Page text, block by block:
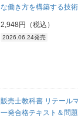
な働き方を構築する技術
2,948円（税込）
2026.06.24発売
販売士教科書 リテール
一発合格テキスト＆問